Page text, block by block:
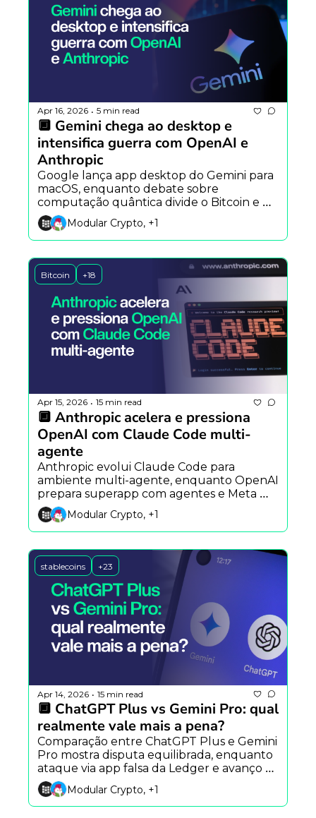
Apr 16, 2026 • 5 min read
🔲 Gemini chega ao desktop e
intensifica guerra com OpenAI e
Anthropic
Google lança app desktop do Gemini para
macOS, enquanto debate sobre
computação quântica divide o Bitcoin e
nova regra da Receita Federal do Brasil
amplia controle sobre criptomoedas.
Modular Crypto, +1
Bitcoin +18
Apr 15, 2026 • 15 min read
🔲 Anthropic acelera e pressiona
OpenAI com Claude Code multi-
agente
Anthropic evolui Claude Code para
ambiente multi-agente, enquanto OpenAI
prepara superapp com agentes e Meta
testa clone de IA de Mark Zuckerberg.
Modular Crypto, +1
stablecoins +23
Apr 14, 2026 • 15 min read
🔲 ChatGPT Plus vs Gemini Pro: qual
realmente vale mais a pena?
Comparação entre ChatGPT Plus e Gemini
Pro mostra disputa equilibrada, enquanto
ataque via app falsa da Ledger e avanço
do Claude Mythos reforçam riscos na era
da IA.Modular Crypto, +1